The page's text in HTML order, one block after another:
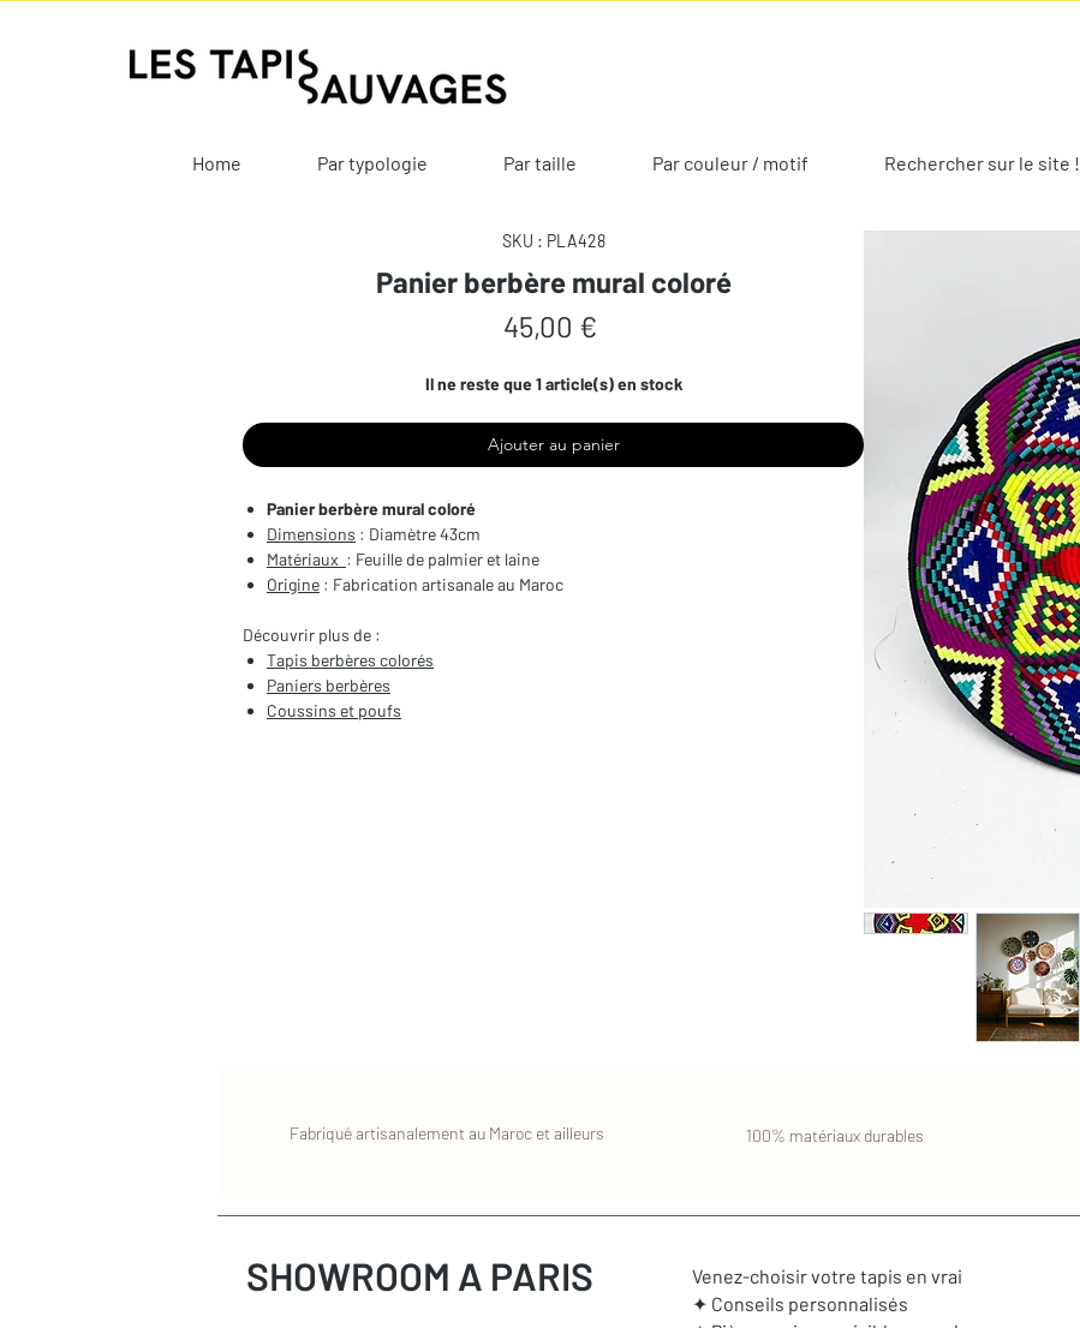
Home Par typologie Par taille Par couleur / motif Rechercher sur le site !
SKU : PLA428
Panier berbère mural coloré
45,00 €
Il ne reste que 1 article(s) en stock
Ajouter au panier
Panier berbère mural coloré
Dimensions : Diamètre 43cm
Matériaux : Feuille de palmier et laine
Origine : Fabrication artisanale au Maroc
Découvrir plus de :
Tapis berbères colorés
Paniers berbères
Coussins et poufs
Fabriqué artisanalement au Maroc et ailleurs 100% matériaux durables
SHOWROOM A PARIS
Venez-choisir votre tapis en vrai
✦ Conseils personnalisés